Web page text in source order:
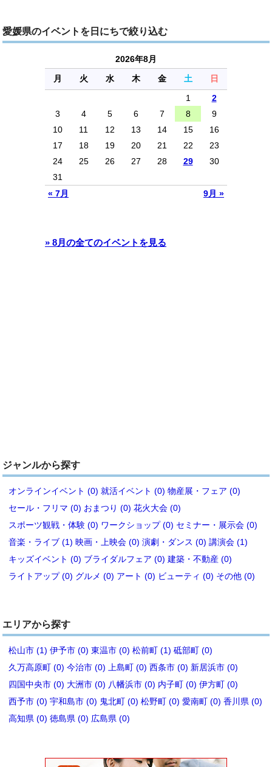
愛媛県のイベントを日にちで絞り込む
2026年8月
月
火 水 木 金 土 日
« 7月 9月 »
1
2
3
4 5 6 7 8
9
10
11 12 13 14 15
16
17
18 19 20 21 22
23
24
25 26 27 28 29
30
31
» 8月の全てのイベントを見る
ジャンルから探す
オンラインイベント (0) 就活イベント (0) 物産展・フェア (0)
セール・フリマ (0) おまつり (0) 花火大会 (0)
スポーツ観戦・体験 (0) ワークショップ (0) セミナー・展示会 (0)
音楽・ライブ (1) 映画・上映会 (0) 演劇・ダンス (0) 講演会 (1)
キッズイベント (0) ブライダルフェア (0) 建築・不動産 (0)
ライトアップ (0) グルメ (0) アート (0) ビューティ (0) その他 (0)
エリアから探す
松山市 (1) 伊予市 (0) 東温市 (0) 松前町 (1) 砥部町 (0)
久万高原町 (0) 今治市 (0) 上島町 (0) 西条市 (0) 新居浜市 (0)
四国中央市 (0) 大洲市 (0) 八幡浜市 (0) 内子町 (0) 伊方町 (0)
西予市 (0) 宇和島市 (0) 鬼北町 (0) 松野町 (0) 愛南町 (0) 香川県 (0)
高知県 (0) 徳島県 (0) 広島県 (0)